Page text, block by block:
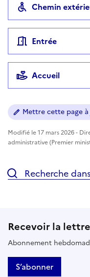
Chemin
Entrée
Accueil
Mettre cette page à
Modifié le 17 mars 2026 -
administrative (Premier
Recherche
Recevoir la
Abonnement
S’abonner